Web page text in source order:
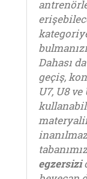
Dahası
geçiş,
U7, U8
egzersizi